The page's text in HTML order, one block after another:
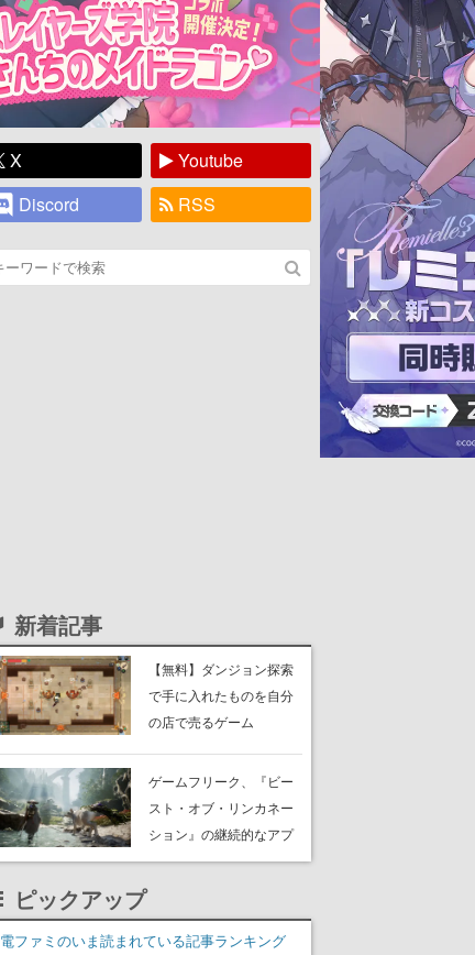
X
Youtube
Discord
RSS
新着記事
【無料】ダンジョン探索
で手に入れたものを自分
の店で売るゲーム
にて無料配布中！続編
『Moonlighter 2』の9月2
日正式リリースを記念し
ゲームフリーク、『ビー
スト・オブ・リンカネー
ション』の継続的なアプ
デ方針を表明。ユーザー
チは約1週間以内に配信さ
ピックアップ
電ファミのいま読まれている記事ランキング